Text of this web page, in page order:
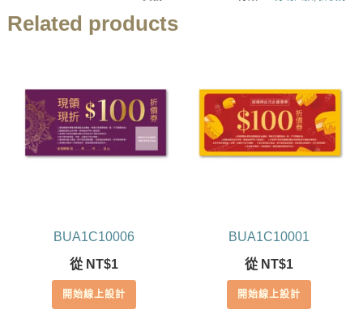
Related products
BUA1C10006
從 NT$1
開始線上設計
BUA1C10001
從 NT$1
開始線上設計